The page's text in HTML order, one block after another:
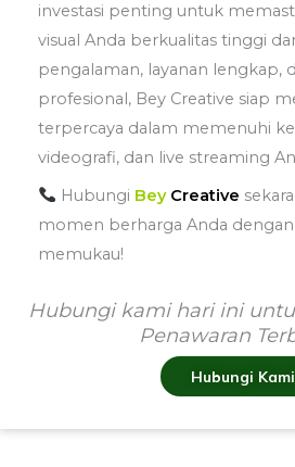
investasi penting untuk
visual Anda berkualitas tinggi
pengalaman, layanan lengkap,
profesional, Bey Creative siap
terpercaya dalam memenuhi
videografi, dan live streaming
Hubungi Bey Creative
momen berharga Anda dengan
memukau!
Hubungi kami hari ini
Penawaran
Hubungi Kami